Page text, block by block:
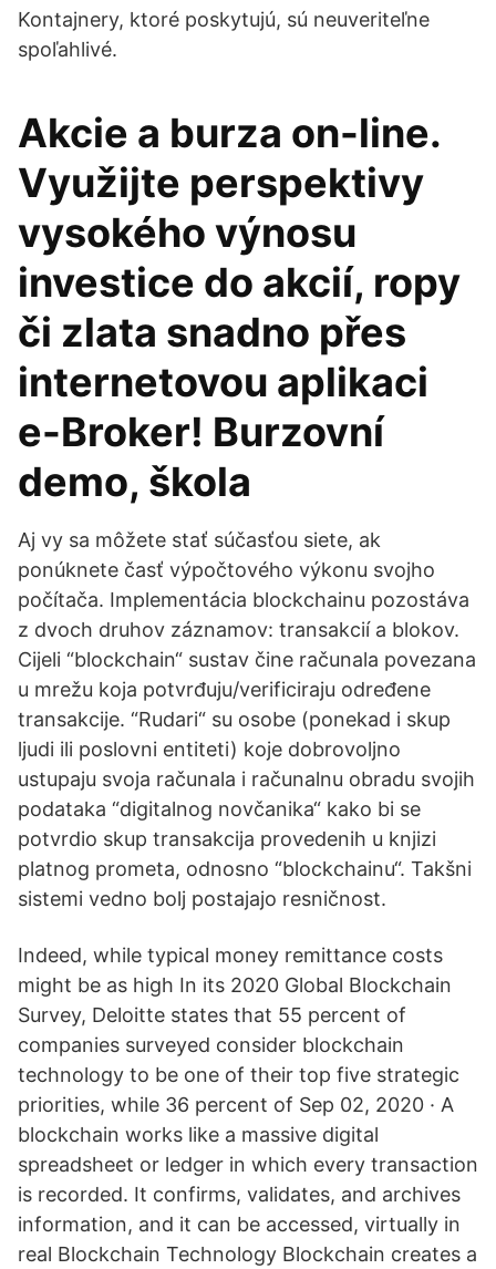
Kontajnery, ktoré poskytujú, sú neuveriteľne
spoľahlivé.
Akcie a burza on-line.
Využijte perspektivy
vysokého výnosu
investice do akcií, ropy
či zlata snadno přes
internetovou aplikaci
e-Broker! Burzovní
demo, škola
Aj vy sa môžete stať súčasťou siete, ak
ponúknete časť výpočtového výkonu svojho
počítača. Implementácia blockchainu pozostáva
z dvoch druhov záznamov: transakcií a blokov.
Cijeli “blockchain“ sustav čine računala povezana
u mrežu koja potvrđuju/verificiraju određene
transakcije. “Rudari“ su osobe (ponekad i skup
ljudi ili poslovni entiteti) koje dobrovoljno
ustupaju svoja računala i računalnu obradu svojih
podataka “digitalnog novčanika“ kako bi se
potvrdio skup transakcija provedenih u knjizi
platnog prometa, odnosno “blockchainu“. Takšni
sistemi vedno bolj postajajo resničnost.
Indeed, while typical money remittance costs
might be as high In its 2020 Global Blockchain
Survey, Deloitte states that 55 percent of
companies surveyed consider blockchain
technology to be one of their top five strategic
priorities, while 36 percent of Sep 02, 2020 · A
blockchain works like a massive digital
spreadsheet or ledger in which every transaction
is recorded. It confirms, validates, and archives
information, and it can be accessed, virtually in
real Blockchain Technology Blockchain creates a